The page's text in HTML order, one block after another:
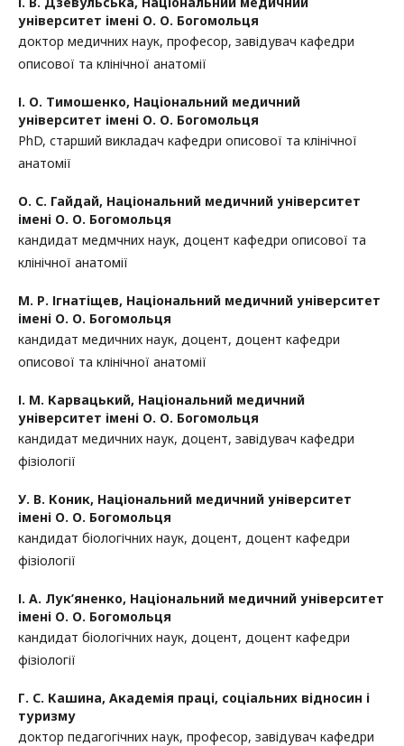
університет імені О. О. Богомольця
доктор медичних наук, професор, завідувач кафедри
описової та клінічної анатомії
І. О. Тимошенко, Національний медичний
університет імені О. О. Богомольця
PhD, старший викладач кафедри описової та клінічної
анатомії
О. С. Гайдай, Національний медичний університет
імені О. О. Богомольця
кандидат медмчних наук, доцент кафедри описової та
клінічної анатомії
М. Р. Ігнатіщев, Національний медичний університет
імені О. О. Богомольця
кандидат медичних наук, доцент, доцент кафедри
описової та клінічної анатомії
І. М. Карвацький, Національний медичний
університет імені О. О. Богомольця
кандидат медичних наук, доцент, завідувач кафедри
фізіології
У. В. Коник, Національний медичний університет
імені О. О. Богомольця
кандидат біологічних наук, доцент, доцент кафедри
фізіології
І. А. Лук’яненко, Національний медичний університет
імені О. О. Богомольця
кандидат біологічних наук, доцент, доцент кафедри
фізіології
Г. С. Кашина, Академія праці, соціальних відносин і
туризму
доктор педагогічних наук, професор, завідувач кафедри